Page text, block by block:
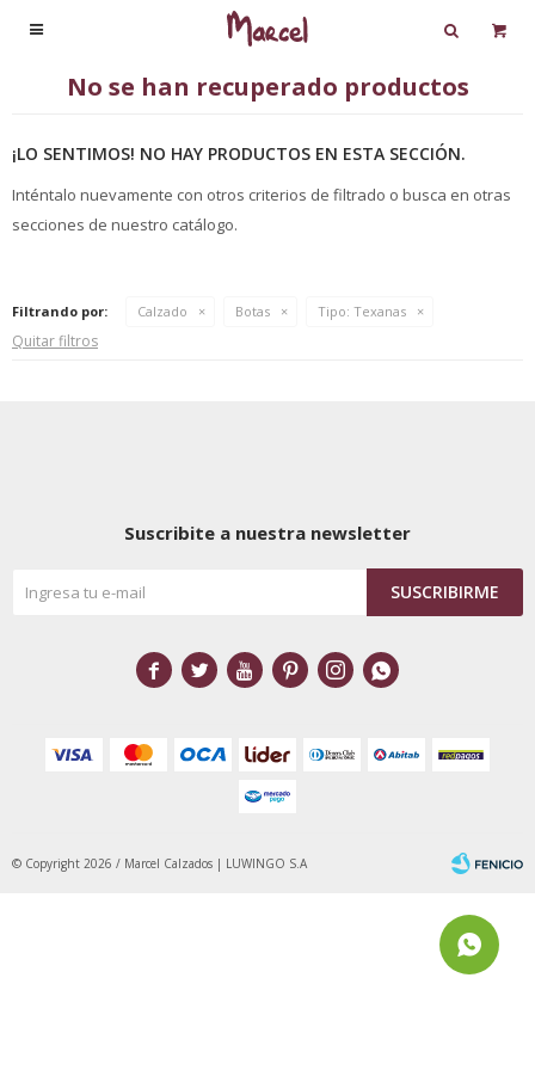

No se han recuperado productos
¡LO SENTIMOS! NO HAY PRODUCTOS EN ESTA SECCIÓN.
Inténtalo nuevamente con otros criterios de filtrado o busca en otras
secciones de nuestro catálogo.
Filtrando por: Calzado Botas Tipo: Texanas
Quitar filtros
Suscribite a nuestra newsletter
SUSCRIBIRME
     
© Copyright 2026 / Marcel Calzados | LUWINGO S.A